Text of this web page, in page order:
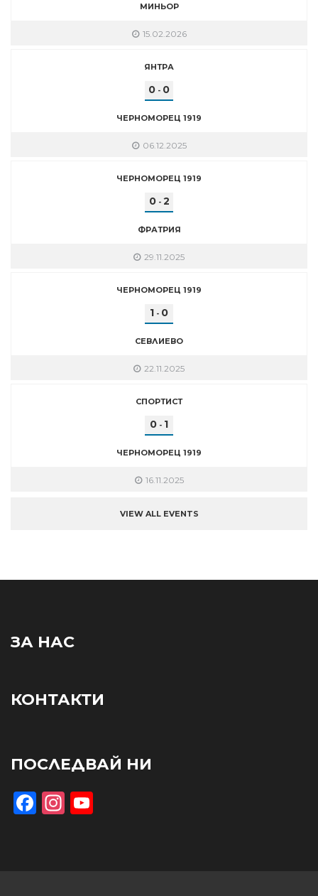
МИНЬОР
15.02.2026
ЯНТРА
0 - 0
ЧЕРНОМОРЕЦ 1919
06.12.2025
ЧЕРНОМОРЕЦ 1919
0- 2
ФРАТРИЯ
29.11.2025
ЧЕРНОМОРЕЦ 1919
1 - 0
СЕВЛИЕВО
22.11.2025
СПОРТИСТ
0 - 1
ЧЕРНОМОРЕЦ 1919
16.11.2025
VIEW ALL EVENTS
ЗА НАС
КОНТАКТИ
ПОСЛЕДВАЙ НИ
Facebook
Instagram